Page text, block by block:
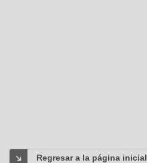
Regresar a la página inicial